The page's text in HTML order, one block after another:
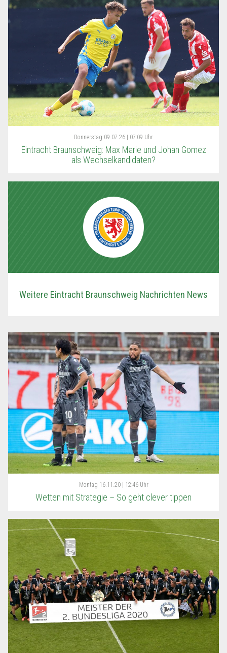
Donnerstag 09.07.26 | 07:09 Uhr
Eintracht Braunschweig: Max Marie und Johan Gomez
als Wechselkandidaten?
Weitere Eintracht Braunschweig Nachrichten News
Montag 16.11.20 | 12:46 Uhr
Wetten mit Strategie – So geht clever tippen